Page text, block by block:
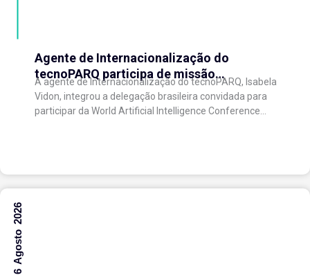
Agente de Internacionalização do
tecnoPARQ participa de missão
internacional na China e fortalece conexões
com o ecossistema de inovação
A agente de Internacionalização do tecnoPARQ, Isabela
Vidon, integrou a delegação brasileira convidada para
participar da World Artificial Intelligence Conference
6 Agosto 2026